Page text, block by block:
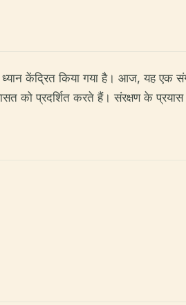
ध्यान केंद्रित किया गया है। आज, यह एक
को प्रदर्शित करते हैं। संरक्षण के